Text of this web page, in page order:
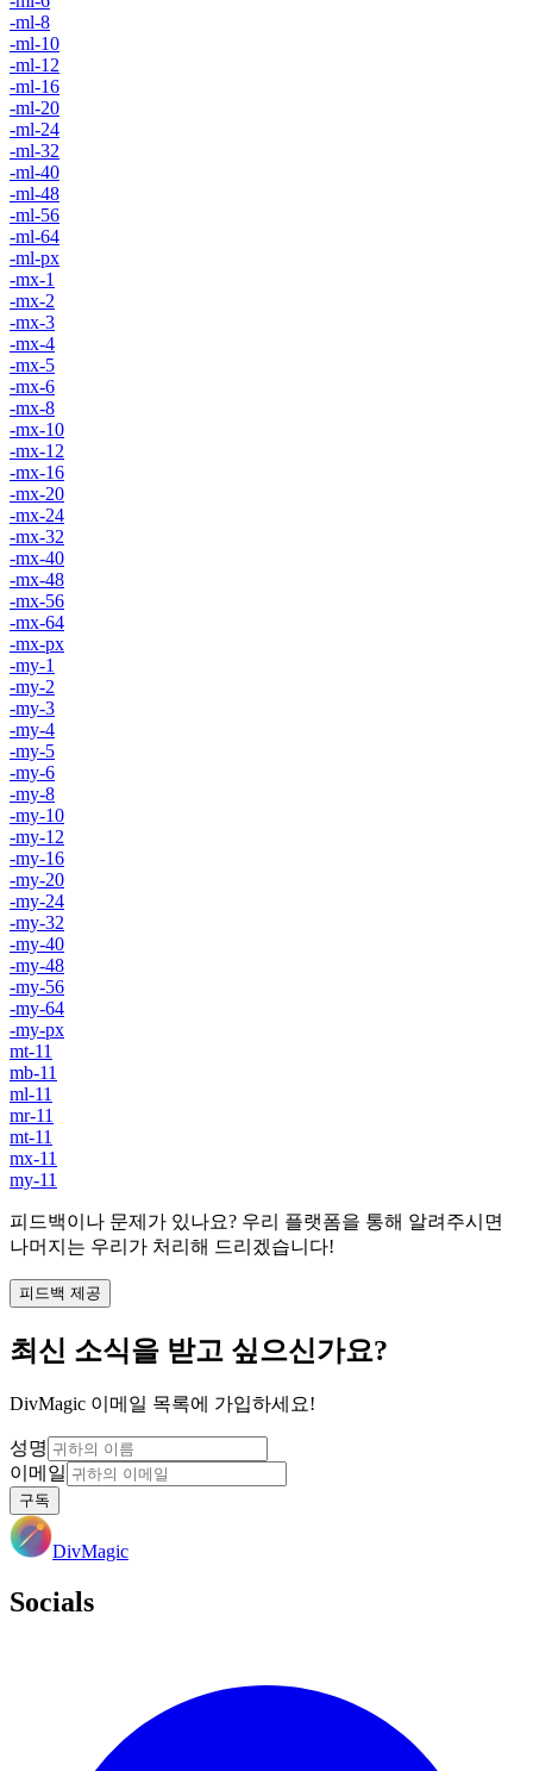
-ml-8
-ml-10
-ml-12
-ml-16
-ml-20
-ml-24
-ml-32
-ml-40
-ml-48
-ml-56
-ml-64
-ml-px
-mx-1
-mx-2
-mx-3
-mx-4
-mx-5
-mx-6
-mx-8
-mx-10
-mx-12
-mx-16
-mx-20
-mx-24
-mx-32
-mx-40
-mx-48
-mx-56
-mx-64
-mx-px
-my-1
-my-2
-my-3
-my-4
-my-5
-my-6
-my-8
-my-10
-my-12
-my-16
-my-20
-my-24
-my-32
-my-40
-my-48
-my-56
-my-64
-my-px
mt-11
mb-11
ml-11
mr-11
mt-11
mx-11
my-11
피드백이나 문제가 있나요? 우리 플랫폼을 통해 알려주시면
나머지는 우리가 처리해 드리겠습니다!
피드백 제공
최신 소식을 받고 싶으신가요?
DivMagic 이메일 목록에 가입하세요!
성명
이메일
구독
DivMagic
Socials